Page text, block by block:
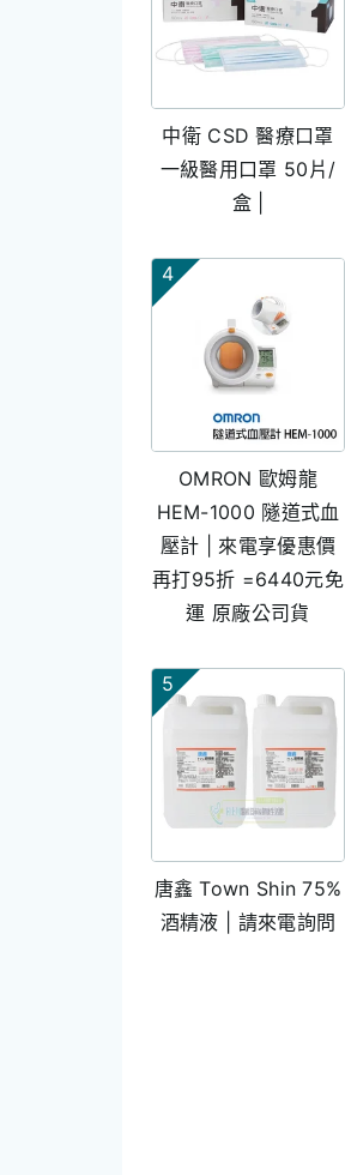
中衛 CSD 醫療口罩
一級醫用口罩 50片/
盒 |
4
OMRON 歐姆龍
HEM-1000 隧道式血
壓計 | 來電享優惠價
再打95折 =6440元免
運 原廠公司貨
5
唐鑫 Town Shin 75%
酒精液 | 請來電詢問